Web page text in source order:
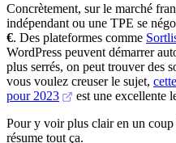
Concrètement, sur le marché
indépendant ou une TPE se
€. Des plateformes comme
WordPress peuvent démarrer
plus serrés, on peut trouver des
vous voulez creuser le sujet,
pour 2023
est une excellente
Pour y voir plus clair en un
résume tout ça.